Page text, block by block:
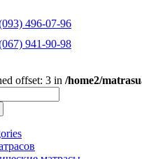
496-07-96
941-90-98
offset: 3 in /home2/